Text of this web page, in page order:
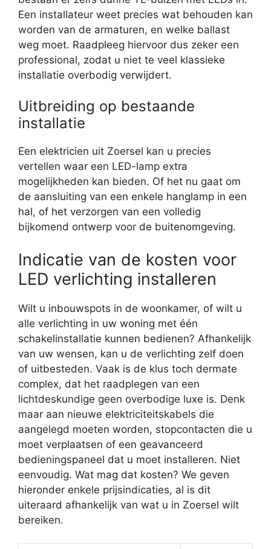
Een installateur weet precies wat behouden kan
worden van de armaturen, en welke ballast
weg moet. Raadpleeg hiervoor dus zeker een
professional, zodat u niet te veel klassieke
installatie overbodig verwijdert.
Uitbreiding op bestaande
installatie
Een elektricien uit Zoersel kan u precies
vertellen waar een LED-lamp extra
mogelijkheden kan bieden. Of het nu gaat om
de aansluiting van een enkele hanglamp in een
hal, of het verzorgen van een volledig
bijkomend ontwerp voor de buitenomgeving.
Indicatie van de kosten voor
LED verlichting installeren
Wilt u inbouwspots in de woonkamer, of wilt u
alle verlichting in uw woning met één
schakelinstallatie kunnen bedienen? Afhankelijk
van uw wensen, kan u de verlichting zelf doen
of uitbesteden. Vaak is de klus toch dermate
complex, dat het raadplegen van een
lichtdeskundige geen overbodige luxe is. Denk
maar aan nieuwe elektriciteitskabels die
aangelegd moeten worden, stopcontacten die u
moet verplaatsen of een geavanceerd
bedieningspaneel dat u moet installeren. Niet
eenvoudig. Wat mag dat kosten? We geven
hieronder enkele prijsindicaties, al is dit
uiteraard afhankelijk van wat u in Zoersel wilt
bereiken.